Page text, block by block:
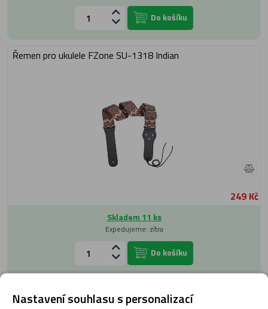
Do košíku
Řemen pro ukulele FZone SU-1318 Indian
249 Kč
Skladem 11 ks
Expedujeme: zítra
Do košíku
Řemen pro banjo Fender Banjo Strap Hootenanny
Nastavení souhlasu s personalizací